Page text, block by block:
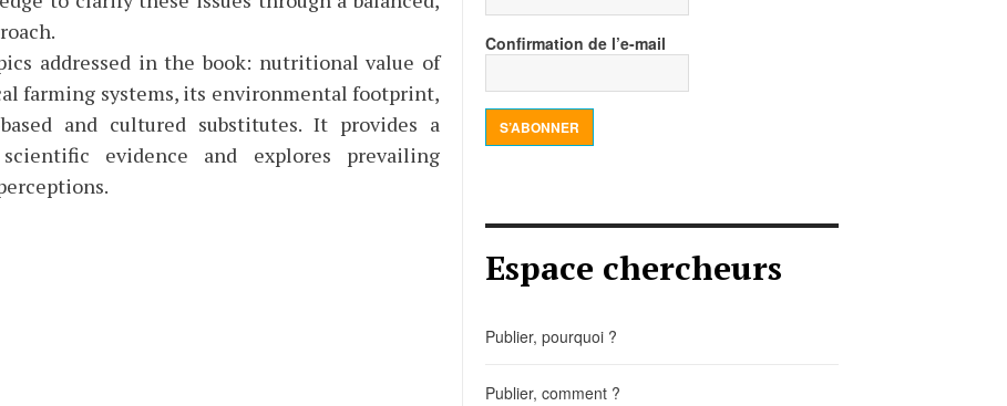
addressed in the book: nutritional value of
farming systems, its environmental footprint,
and cultured substitutes. It provides a
evidence and explores prevailing
Confirmation de l’e-mail
S’ABONNER
Espace chercheurs
Publier, pourquoi ?
Publier, comment ?